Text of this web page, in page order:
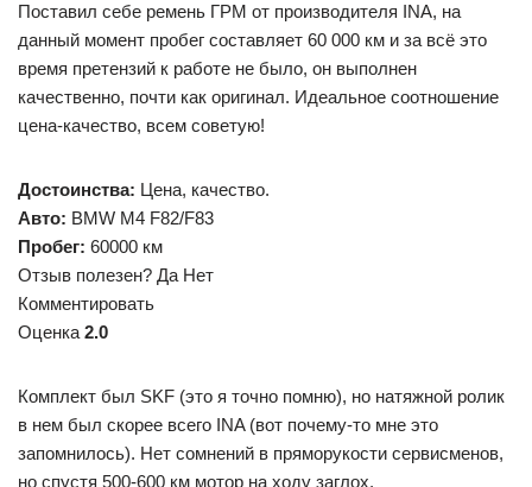
Поставил себе ремень ГРМ от производителя INA, на
данный момент пробег составляет 60 000 км и за всё это
время претензий к работе не было, он выполнен
качественно, почти как оригинал. Идеальное соотношение
цена-качество, всем советую!
Достоинства: Цена, качество.
Авто: BMW M4 F82/F83
Пробег: 60000 км
Отзыв полезен? Да Нет
Комментировать
Оценка 2.0
Комплект был SKF (это я точно помню), но натяжной ролик
в нем был скорее всего INA (вот почему-то мне это
запомнилось). Нет сомнений в пряморукости сервисменов,
но спустя 500-600 км мотор на ходу заглох.